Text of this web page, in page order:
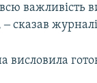
важливість
сказав